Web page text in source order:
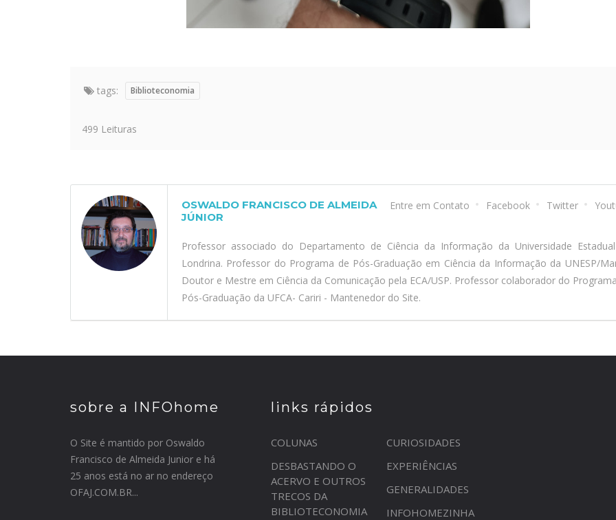
tags: Biblioteconomia
499 Leituras
Entre em Contato Facebook Twitter
OSWALDO FRANCISCO DE ALMEIDA
JÚNIOR
Professor associado do Departamento de Ciência da Informação da Universidade
Londrina. Professor do Programa de Pós-Graduação em Ciência da Informação da UNESP/
Doutor e Mestre em Ciência da Comunicação pela ECA/USP. Professor colaborador do
Pós-Graduação da UFCA- Cariri - Mantenedor do Site.
sobre a INFOhome
O Site é mantido por Oswaldo
Francisco de Almeida Junior e há
25 anos está no ar no endereço
OFAJ.COM.BR...
links rápidos
COLUNAS
CURIOSIDADES
DESBASTANDO O
ACERVO E OUTROS
TRECOS DA
BIBLIOTECONOMIA
EXPERIÊNCIAS
GENERALIDADES
INFOHOMEZINHA